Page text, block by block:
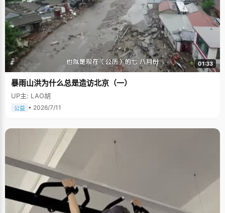
01:33
暴雨山洪为什么总是造访北京（一）
UP主: LAO胡
公益 • 2026/7/11